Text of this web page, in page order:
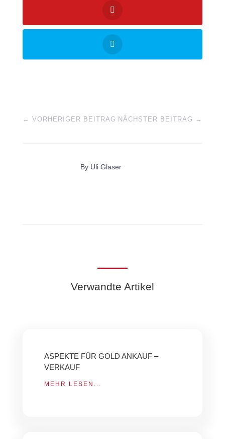
← VORHERIGER BEITRAG NÄCHSTER BEITRAG →
By Uli Glaser
Verwandte Artikel
ASPEKTE FÜR GOLD ANKAUF –
VERKAUF
MEHR LESEN...